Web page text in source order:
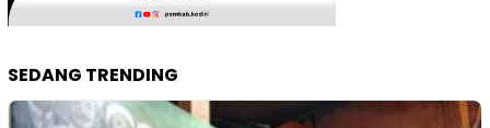
SEDANG TRENDING